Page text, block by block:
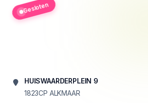
Gesloten
HUISWAARDERPLEIN 9
1823CP ALKMAAR